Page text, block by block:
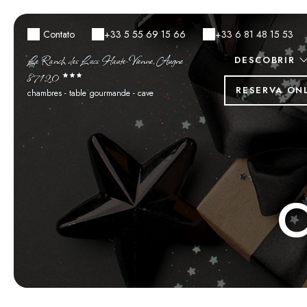
Contato +33 5 55 69 15 66 +33 6 81 48 15 53
Le Ranch des Lacs Haute-Vienne, Augne
87120
chambres - table gourmande - cave
DESCOBRIR
RESERVA